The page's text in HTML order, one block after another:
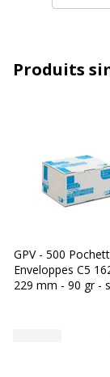
Catégorie de
Pièces de
disponibles
Produits
GPV - 500
Enveloppes C5
229 mm - 90 gr -